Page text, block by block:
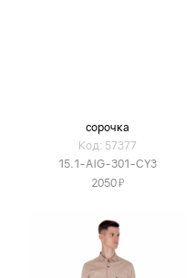
сорочка
Код: 57377
15.1-AIG-301-CY3
2050Я